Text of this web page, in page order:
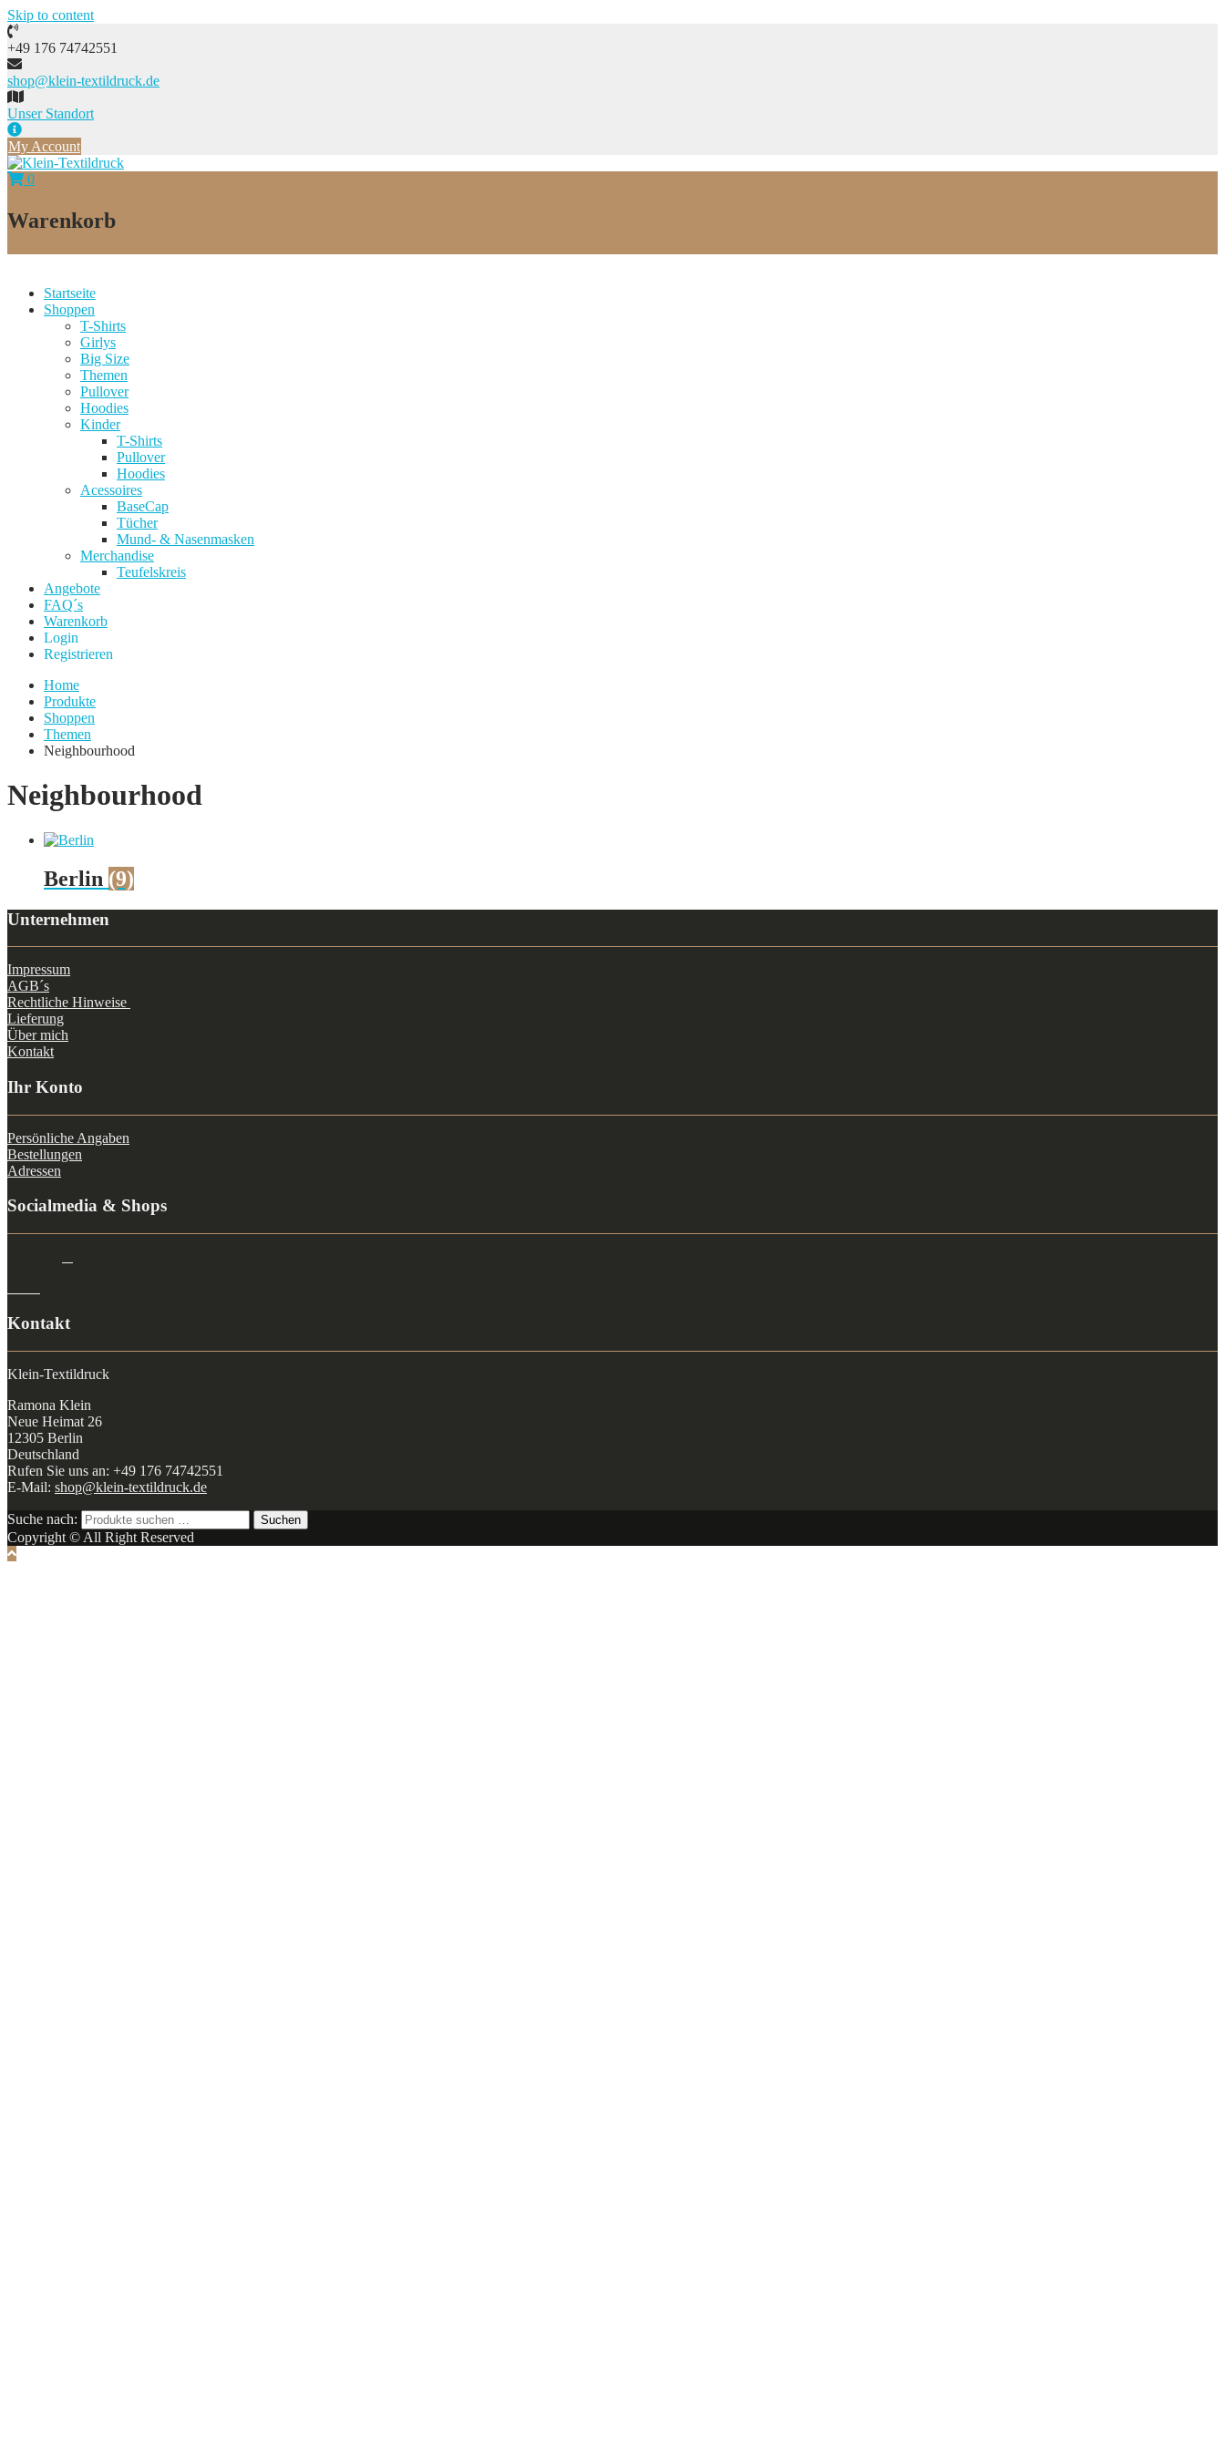
Skip to content
+49 176 74742551
shop@klein-textildruck.de
Unser Standort
My Account
0
Warenkorb
Startseite
Shoppen
T-Shirts
Girlys
Big Size
Themen
Pullover
Hoodies
Kinder
T-Shirts
Pullover
Hoodies
Acessoires
BaseCap
Tücher
Mund- & Nasenmasken
Merchandise
Teufelskreis
Angebote
FAQ´s
Warenkorb
Login
Registrieren
Home
Produkte
Shoppen
Themen
Neighbourhood
Neighbourhood
Berlin (9)
Unternehmen
Impressum
AGB´s
Rechtliche Hinweise
Lieferung
Über mich
Kontakt
Ihr Konto
Persönliche Angaben
Bestellungen
Adressen
Socialmedia & Shops
Kontakt
Klein-Textildruck
Ramona Klein
Neue Heimat 26
12305 Berlin
Deutschland
Rufen Sie uns an: +49 176 74742551
E-Mail: shop@klein-textildruck.de
Suche nach: Suchen
Copyright © All Right Reserved